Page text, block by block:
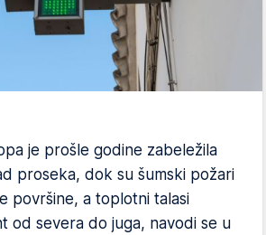
je prošle godine zabeležila
proseka, dok su šumski požari
površine, a toplotni talasi
od severa do juga, navodi se u